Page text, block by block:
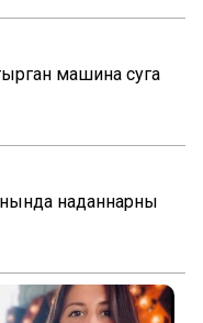
машина суга
наданнарны